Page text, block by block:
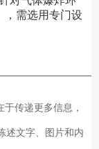
，需选用专门设
传递更多信息，
述文字、图片和内